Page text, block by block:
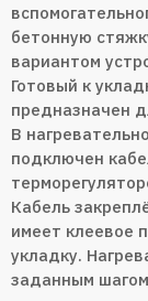
бетонную
вариантом
Готовый к
предназначен
В
подключен
Кабель
имеет клеевое
укладку.
заданным